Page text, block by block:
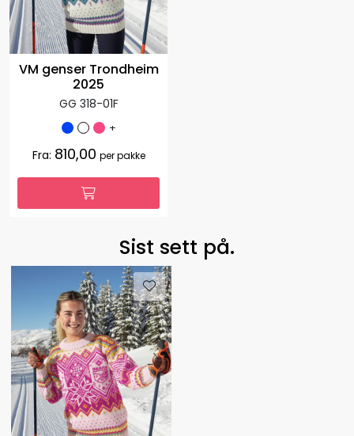
VM genser Trondheim
2025
GG 318-01F
+
Fra: 810,00 per pakke
Sist sett på.